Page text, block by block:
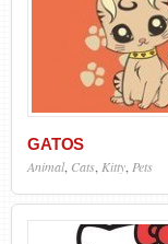
GATOS
Animal, Cats Kitty Pets